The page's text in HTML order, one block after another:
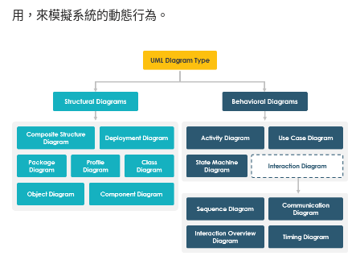
用，來模擬系統的動態行為。